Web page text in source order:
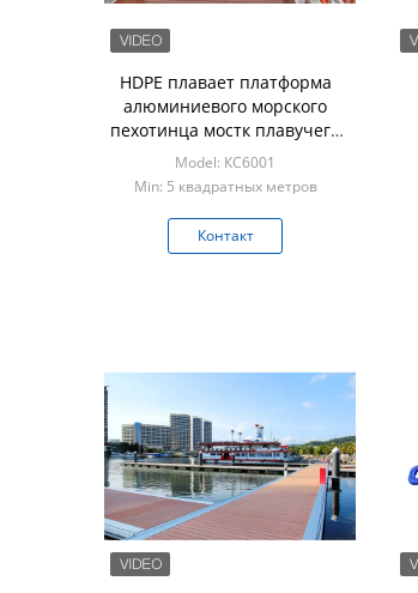
HDPE плавает платформа
алюминиевого морского
пехотинца мостк плавучего
дока плавая
Model: КС6001
Min: 5 квадратных метров
Контакт